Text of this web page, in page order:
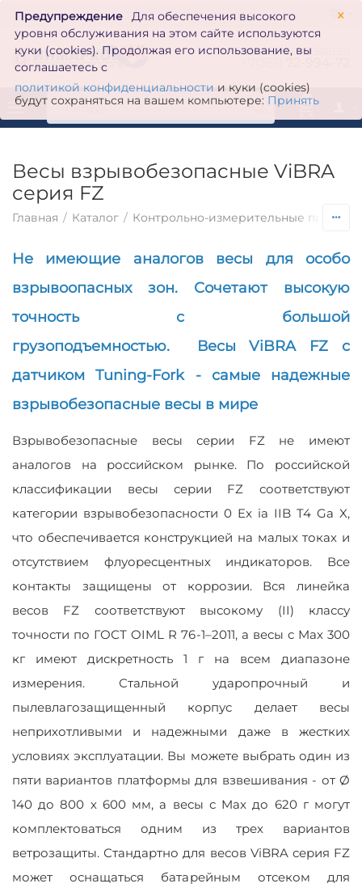
×
Предупреждение
Для обеспечения высокого
уровня обслуживания на этом сайте используются
куки (cookies). Продолжая его использование, вы
соглашаетесь с
политикой конфиденциальности и куки (cookies)
будут сохраняться на вашем компьютере: Принять
zakaz@inmarkon.ru
0
Весы взрывобезопасные ViBRA
серия FZ
Главная / Каталог / Контрольно-измерительные
Не имеющие аналогов весы для особо
взрывоопасных зон. Сочетают высокую
точность с большой
грузоподъемностью.
Весы ViBRA FZ с
датчиком Tuning-Fork - самые надежные
взрывобезопасные весы в мире
Взрывобезопасные весы серии FZ не имеют
аналогов на российском рынке. По российской
классификации весы серии FZ соответствуют
категории взрывобезопасности 0 Ex ia IIB T4 Ga X,
что обеспечивается конструкцией на малых токах и
отсутствием флуоресцентных индикаторов. Все
контакты защищены от коррозии. Вся линейка
весов FZ соответствуют высокому (II) классу
точности по ГОСТ OIML R 76-1–2011, а весы с Max 300
кг имеют дискретность 1 г на всем диапазоне
измерения. Стальной ударопрочный и
пылевлагозащищенный корпус делает весы
неприхотливыми и надежными даже в жестких
условиях эксплуатации. Вы можете выбрать один из
пяти вариантов платформы для взвешивания - от Ø
140 до 800 х 600 мм, а весы с Max до 620 г могут
комплектоваться одним из трех вариантов
ветрозащиты. Стандартно для весов ViBRA серия FZ
может оснащаться батарейным отсеком для